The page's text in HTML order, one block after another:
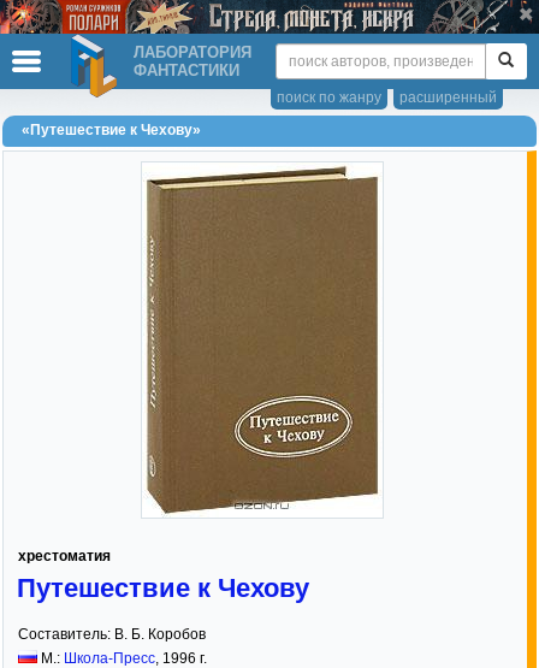
ЛАБОРАТОРИЯ
ФАНТАСТИКИ
расширенный
поиск по жанру
«Путешествие к Чехову»
хрестоматия
Путешествие к Чехову
Составитель: В. Б. Коробов
М.: Школа-Пресс, 1996 г.